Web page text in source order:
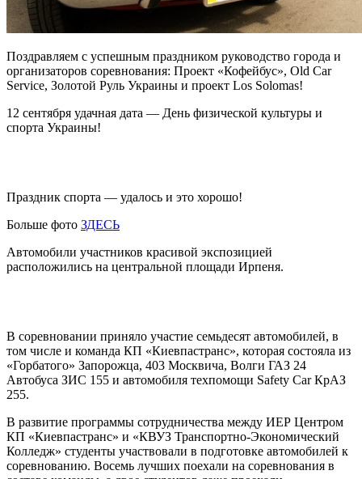
Поздравляем с успешным праздником руководство города и
организаторов соревнования: Проект «Кофейбус», Old Car
Service, Золотой Руль Украины и проект Los Solomas!
12 сентября удачная дата — День физической культуры и
спорта Украины!
Праздник спорта — удалось и это хорошо!
Больше фото ЗДЕСЬ
Автомобили участников красивой экспозицией
расположились на центральной площади Ирпеня.
В соревновании приняло участие семьдесят автомобилей, в
том числе и команда КП «Киевпастранс», которая состояла из
«Горбатого» Запорожца, 403 Москвича, Волги ГАЗ 24
Автобуса ЗИС 155 и автомобиля техпомощи Safety Car КрАЗ
255.
В развитие программы сотрудничества между ИЕР Центром
КП «Киевпастранс» и «КВУЗ Транспортно-Экономический
Колледж» студенты участвовали в подготовке автомобилей к
соревнованию. Восемь лучших поехали на соревнования в